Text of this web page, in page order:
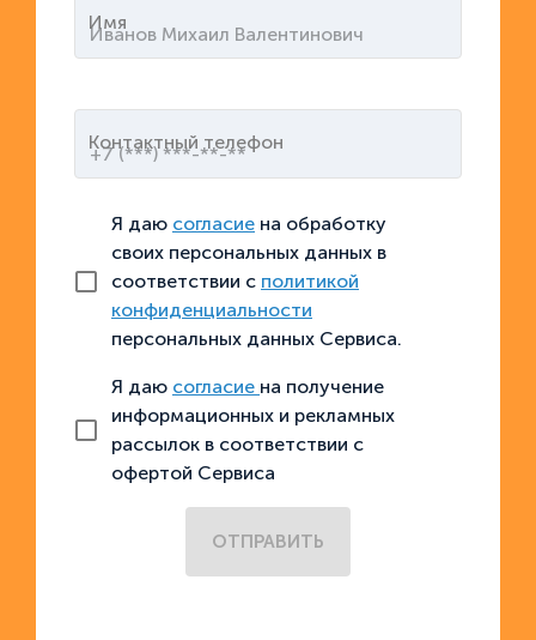
Имя
Контактный телефон
Я даю согласие на обработку
своих персональных данных в
соответствии с политикой
конфиденциальности
персональных данных Сервиса.
Я даю согласие на получение
информационных и рекламных
рассылок в соответствии с
офертой Сервиса
ОТПРАВИТЬ